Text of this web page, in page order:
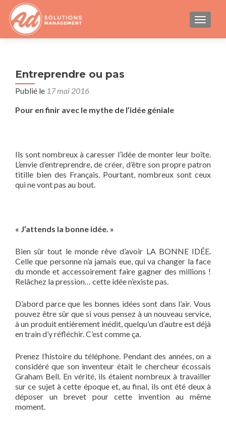
Entreprendre ou pas
Publié le 17 mai 2016
Pour en finir avec le mythe de l’idée géniale
Ils sont nombreux à caresser l’idée de monter leur boîte.
L’envie d’entreprendre, de créer, d’être son propre patron
titille bien des Français. Pourtant, nombreux sont ceux
qui ne vont pas au bout.
« J’attends la bonne idée. »
Bien sûr tout le monde rêve d’avoir LA BONNE IDÉE.
Celle que personne n’a jamais eue, qui va changer la face
du monde et accessoirement faire gagner des millions !
Relâchez la pression… cette idée n’existe pas.
D’abord parce que les bonnes idées sont dans l’air. Vous
pouvez être sûr que si vous pensez à un nouveau service,
à un produit entièrement inédit, quelqu’un d’autre est déjà
en train d’y réfléchir. C’est comme ça.
Prenez l’histoire du téléphone. Pendant des années, on a
considéré que son inventeur était le chercheur écossais
Graham Bell. En vérité, ils étaient nombreux à travailler
sur ce sujet à cette époque et, au final, ils ont été deux à
déposer un brevet pour cette invention au même
moment.